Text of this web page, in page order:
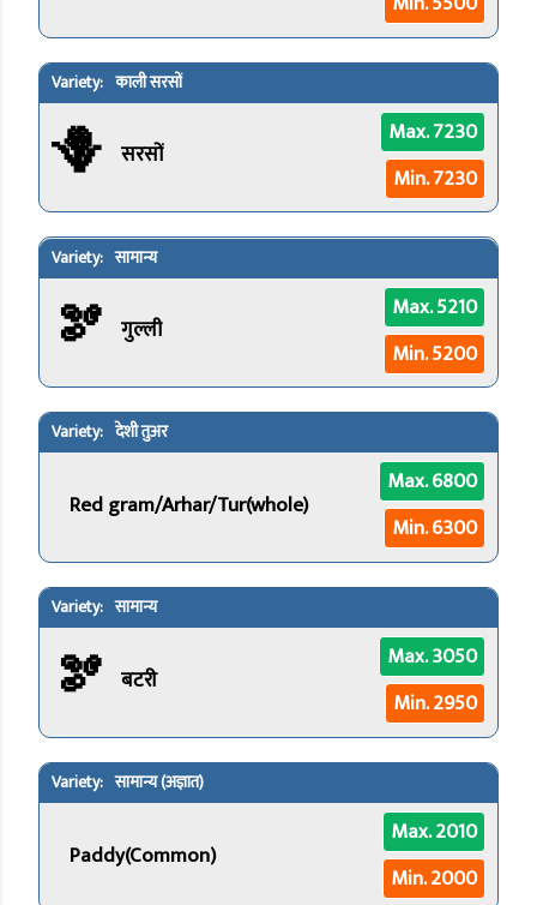
काली सरसों
🪻 सरसों
Max. 7230
Min. 7230
सामान्य
🫘 गुल्ली
Max. 5210
Min. 5200
देशी तुअर
Red gram/Arhar/Tur(whole)
Max. 6800
Min. 6300
सामान्य
🫘 बटरी
Max. 3050
Min. 2950
सामान्य (अज्ञात)
Paddy(Common)
Max. 2010
Min. 2000